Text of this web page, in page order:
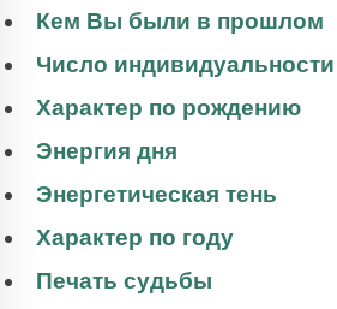
Кем Вы были в прошлом
Число индивидуальности
Характер по рождению
Энергия дня
Энергетическая тень
Характер по году
Печать судьбы